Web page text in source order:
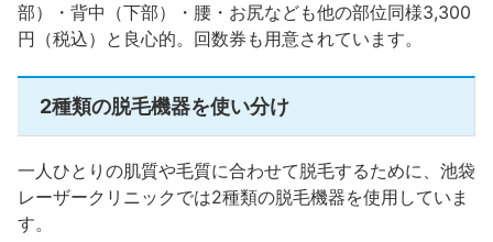
部）・背中（下部）・腰・お尻なども他の部位同様3,300
円（税込）と良心的。回数券も用意されています。
2種類の脱毛機器を使い分け
一人ひとりの肌質や毛質に合わせて脱毛するために、池袋
レーザークリニックでは2種類の脱毛機器を使用していま
す。